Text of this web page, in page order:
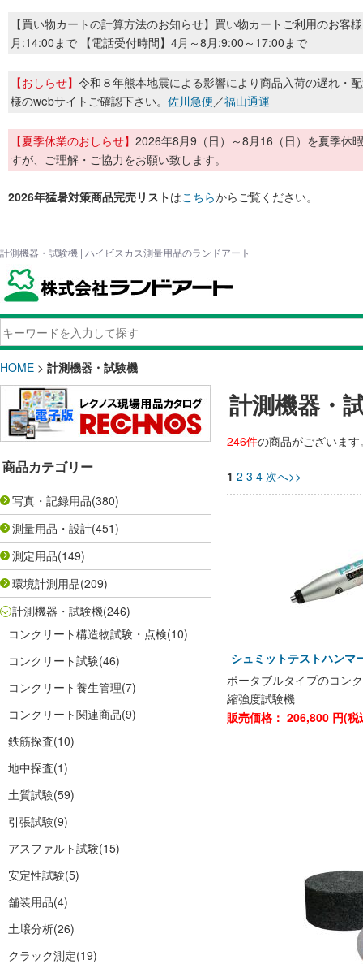
【買い物カートの計算方法のお知らせ】買い物カートご利用のお客
月:14:00まで 【電話受付時間】4月～8月:9:00～17:00まで
【おしらせ】 令和８年熊本地震による影響により商品入荷の遅れ・
様のwebサイトご確認下さい。 佐川急便／福山通運
【夏季休業のおしらせ】 2026年8月9（日）～8月16（日）を夏季休
すが、ご理解・ご協力をお願い致します。
2026年猛暑対策商品完売リストはこちらからご覧ください。
計測機器・試験機 | ハイビスカス測量用品のランドアート
HOME > 計測機器・試験機
商品カテゴリー
写真・記録用品(380)
測量用品・設計(451)
測定用品(149)
環境計測用品(209)
計測機器・試験機(246)
コンクリート構造物試験・点検(10)
コンクリート試験(46)
コンクリート養生管理(7)
コンクリート関連商品(9)
鉄筋探査(10)
地中探査(1)
土質試験(59)
引張試験(9)
アスファルト試験(15)
安定性試験(5)
舗装用品(4)
土壌分析(26)
クラック測定(19)
計測機器・
246件の商品がございます
1 2 3 4 次へ>>
シュミットテストハン
ポータブルタイプのコン
縮強度試験機
販売価格： 206,800 円(